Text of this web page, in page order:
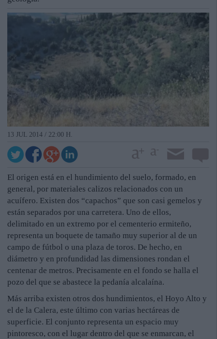
13 JUL 2014 / 22:00 H.
El origen está en el hundimiento del suelo, formado, en
general, por materiales calizos relacionados con un
acuífero. Existen dos “capachos” que son casi gemelos y
están separados por una carretera. Uno de ellos,
delimitado en un extremo por el cementerio ermiteño,
representa un boquete de tamaño muy superior al de un
campo de fútbol o una plaza de toros. De hecho, en
diámetro y en profundidad las dimensiones rondan el
centenar de metros. Precisamente en el fondo se halla el
pozo del que se abastece la pedanía alcalaína.
Más arriba existen otros dos hundimientos, el Hoyo Alto y
el de la Calera, este último con varias hectáreas de
superficie. El conjunto representa un espacio muy
pintoresco, con el lugar dentro del que se enmarcan, el